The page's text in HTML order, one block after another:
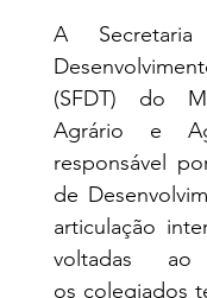
A
(SFDT) do
Agrário e
responsável
de
articulação
voltadas
os colegiados